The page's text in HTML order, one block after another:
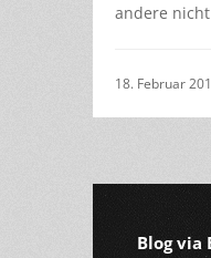
andere
18. Februar
Blog via